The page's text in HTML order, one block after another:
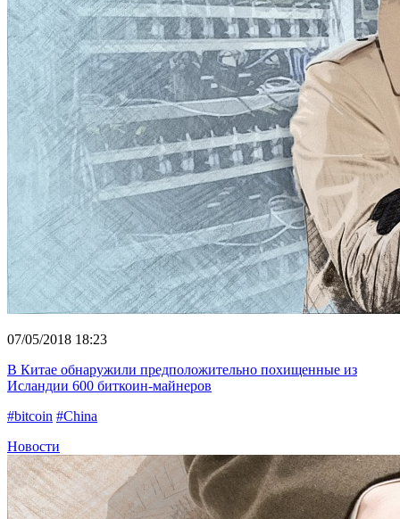
07/05/2018 18:23
В Китае обнаружили предположительно похищенные из
Исландии 600 биткоин-майнеров
#bitcoin #China
Новости